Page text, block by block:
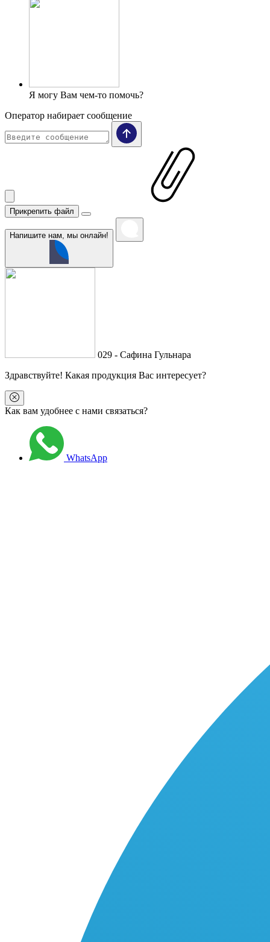
Я могу Вам чем-то помочь?
Оператор набирает сообщение
Прикрепить файл
Напишите нам, мы онлайн!
029 - Сафина Гульнара
Здравствуйте! Какая продукция Вас интересует?
Как вам удобнее с нами связаться?
WhatsApp